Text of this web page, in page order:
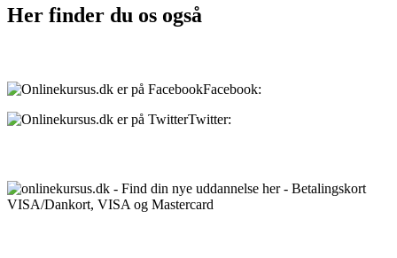
Her finder du os også
Facebook:
Twitter: